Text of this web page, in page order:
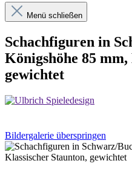
Menü schließen
Schachfiguren in
Königshöhe 85
gewichtet
Bildergalerie überspringen